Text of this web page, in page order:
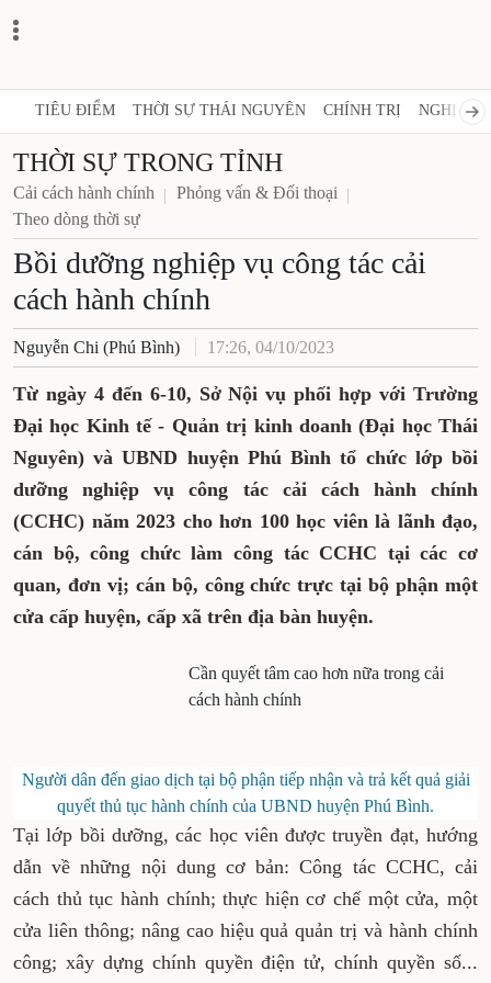
TIÊU ĐIỂM THỜI SỰ THÁI NGUYÊN CHÍNH TRỊ NGHỊ
THỜI SỰ TRONG TỈNH
Cải cách hành chính
Phỏng vấn & Đối thoại
Theo dòng thời sự
Bồi dưỡng nghiệp vụ công tác cải
cách hành chính
Nguyễn Chi (Phú Bình) 17:26, 04/10/2023
Từ ngày 4 đến 6-10, Sở Nội vụ phối hợp với Trường
Đại học Kinh tế - Quản trị kinh doanh (Đại học Thái
Nguyên) và UBND huyện Phú Bình tổ chức lớp bồi
dưỡng nghiệp vụ công tác cải cách hành chính
(CCHC) năm 2023 cho hơn 100 học viên là lãnh đạo,
cán bộ, công chức làm công tác CCHC tại các cơ
quan, đơn vị; cán bộ, công chức trực tại bộ phận một
cửa cấp huyện, cấp xã trên địa bàn huyện.
Cần quyết tâm cao hơn nữa trong cải
cách hành chính
Người dân đến giao dịch tại bộ phận tiếp nhận và trả kết quả giải
quyết thủ tục hành chính của UBND huyện Phú Bình.
Tại lớp bồi dưỡng, các học viên được truyền đạt, hướng
dẫn về những nội dung cơ bản: Công tác CCHC, cải
cách thủ tục hành chính; thực hiện cơ chế một cửa, một
cửa liên thông; nâng cao hiệu quả quản trị và hành chính
công; xây dựng chính quyền điện tử, chính quyền số...